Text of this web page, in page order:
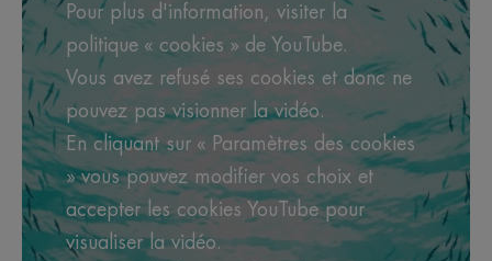
Pour plus d'information, visiter la
politique « cookies » de YouTube.
Vous avez refusé ses cookies et donc ne
pouvez pas visionner la vidéo.
En cliquant sur « Paramètres des cookies
» vous pouvez modifier vos choix et
accepter les cookies YouTube pour
visualiser la vidéo.